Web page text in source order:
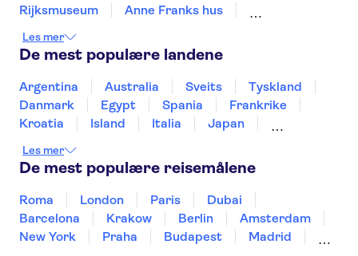
Rijksmuseum
Anne Franks hus
Royal Palace of Amsterdam
Stedelijk Museum Amsterdam
Giethoorn Canals
Dam Square
Markthal
De Wallen
Les mer
De mest populære landene
Argentina Australia Sveits
Tyskland
Danmark
Egypt Spania
Frankrike
Kroatia
Island Italia
Japan
Portugal
Sverige Thailand
Les mer
De mest populære reisemålene
Roma London Paris
Dubai
Barcelona
Krakow Berlin
Amsterdam
New York
Praha Budapest
Madrid